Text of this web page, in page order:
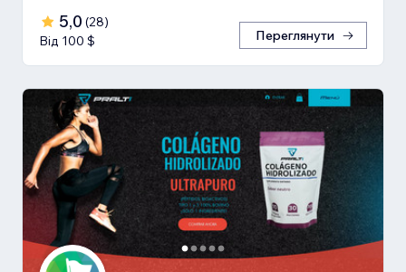
5,0 (28)
Від 100 $
Переглянути